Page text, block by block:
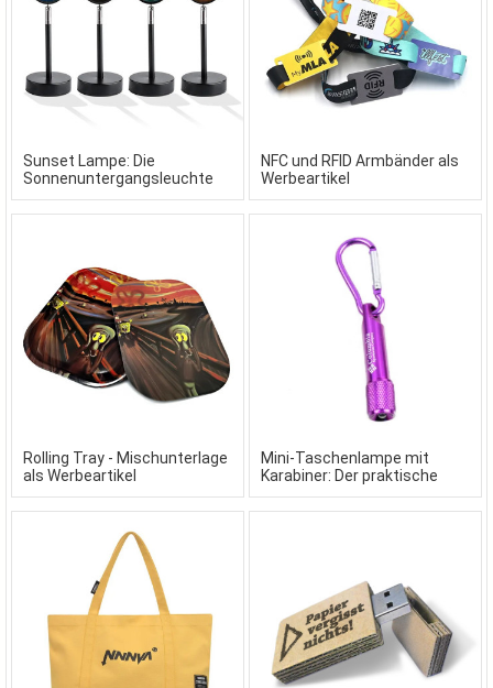
Sunset Lampe: Die
Sonnenuntergangsleuchte
als Werbeartikel
NFC und RFID Armbänder als
Werbeartikel
Rolling Tray - Mischunterlage
als Werbeartikel
Mini-Taschenlampe mit
Karabiner: Der praktische
Werbeartikel
Schlüsselanhänger